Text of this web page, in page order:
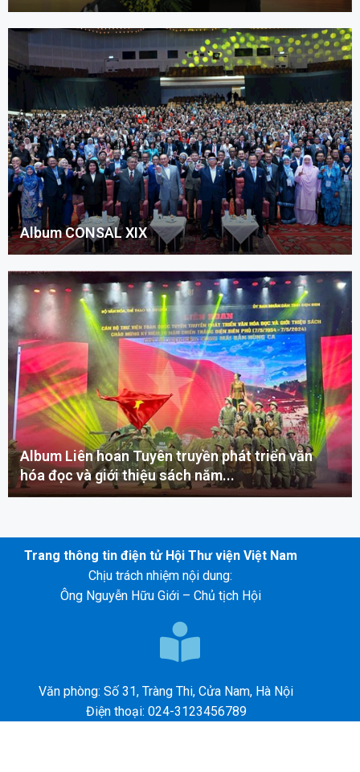
Album CONSAL XIX
Album Liên hoan Tuyên truyền phát triển văn
hóa đọc và giới thiệu sách năm...
Trang thông tin điện tử Hội Thư viện Việt Nam
Chịu trách nhiệm nội dung:
Ông Nguyễn Hữu Giới – Chủ tịch Hội
Văn phòng: Số 31, Tràng Thi, Cửa Nam, Hà Nội
Điện thoại: 024-3123456789